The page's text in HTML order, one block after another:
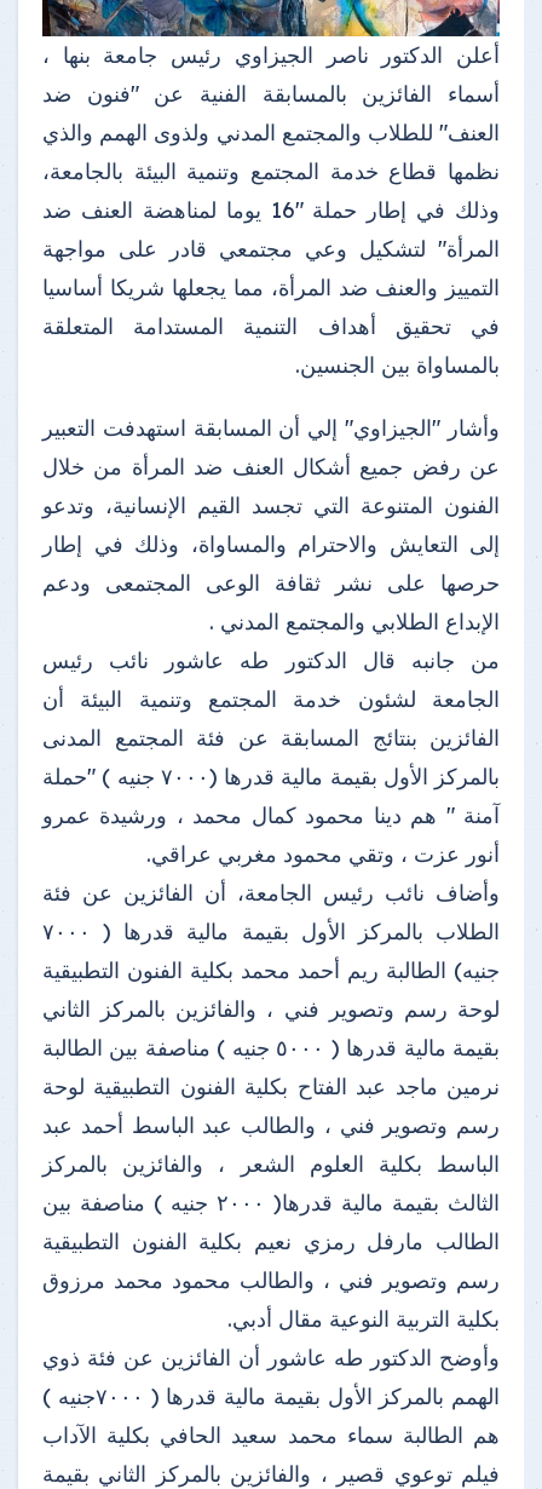
أعلن الدكتور ناصر الجيزاوي رئيس جامعة بنها ،
أسماء الفائزين بالمسابقة الفنية عن "فنون ضد
العنف" للطلاب والمجتمع المدني ولذوى الهمم والذي
نظمها قطاع خدمة المجتمع وتنمية البيئة بالجامعة،
وذلك في إطار حملة "16 يوما لمناهضة العنف ضد
المرأة" لتشكيل وعي مجتمعي قادر على مواجهة
التمييز والعنف ضد المرأة، مما يجعلها شريكا أساسيا
في تحقيق أهداف التنمية المستدامة المتعلقة
بالمساواة بين الجنسين.
وأشار "الجيزاوي" إلي أن المسابقة استهدفت التعبير
عن رفض جميع أشكال العنف ضد المرأة من خلال
الفنون المتنوعة التي تجسد القيم الإنسانية، وتدعو
إلى التعايش والاحترام والمساواة، وذلك في إطار
حرصها على نشر ثقافة الوعى المجتمعى ودعم
الإبداع الطلابي والمجتمع المدني .
من جانبه قال الدكتور طه عاشور نائب رئيس
الجامعة لشئون خدمة المجتمع وتنمية البيئة أن
الفائزين بنتائج المسابقة عن فئة المجتمع المدنى
بالمركز الأول بقيمة مالية قدرها (٧٠٠٠ جنيه ) "حملة
آمنة " هم دينا محمود كمال محمد ، ورشيدة عمرو
أنور عزت ، وتقي محمود مغربي عراقي.
وأضاف نائب رئيس الجامعة، أن الفائزين عن فئة
الطلاب بالمركز الأول بقيمة مالية قدرها ( ٧٠٠٠
جنيه) الطالبة ريم أحمد محمد بكلية الفنون التطبيقية
لوحة رسم وتصوير فني ، والفائزين بالمركز الثاني
بقيمة مالية قدرها ( ٥٠٠٠ جنيه ) مناصفة بين الطالبة
نرمين ماجد عبد الفتاح بكلية الفنون التطبيقية لوحة
رسم وتصوير فني ، والطالب عبد الباسط أحمد عبد
الباسط بكلية العلوم الشعر ، والفائزين بالمركز
الثالث بقيمة مالية قدرها( ٢٠٠٠ جنيه ) مناصفة بين
الطالب مارفل رمزي نعيم بكلية الفنون التطبيقية
رسم وتصوير فني ، والطالب محمود محمد مرزوق
بكلية التربية النوعية مقال أدبي.
وأوضح الدكتور طه عاشور أن الفائزين عن فئة ذوي
الهمم بالمركز الأول بقيمة مالية قدرها ( ٧٠٠٠جنيه )
هم الطالبة سماء محمد سعيد الحافي بكلية الآداب
فيلم توعوي قصير ، والفائزين بالمركز الثاني بقيمة